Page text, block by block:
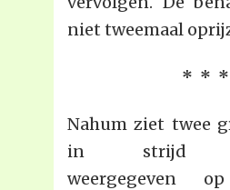
niet tweemaal
* * *
Nahum ziet twee
in strijd
weergegeven